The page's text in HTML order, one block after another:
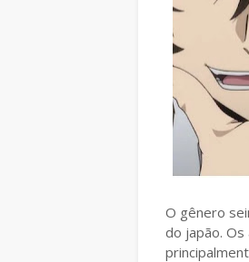
O gênero
do japão.